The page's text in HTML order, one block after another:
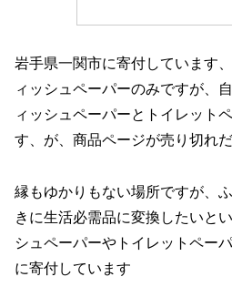
岩手県一関市に寄付しています
ィッシュペーパーのみですが、
ィッシュペーパーとトイレット
す、が、商品ページが売り切れ
縁もゆかりもない場所ですが、
きに生活必需品に変換したいと
シュペーパーやトイレットペー
に寄付しています